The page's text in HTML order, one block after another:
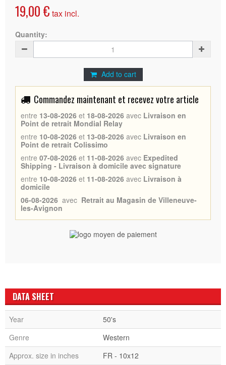
19,00 € tax incl.
Quantity:
Add to cart
Commandez maintenant et recevez votre article
entre 13-08-2026 et 18-08-2026 avec Livraison en
Point de retrait Mondial Relay
entre 10-08-2026 et 13-08-2026 avec Livraison en
Point de retrait Colissimo
entre 07-08-2026 et 11-08-2026 avec Expedited
Shipping - Livraison à domicile avec signature
entre 10-08-2026 et 11-08-2026 avec Livraison à
domicile
06-08-2026 avec Retrait au Magasin de Villeneuve-
les-Avignon
DATA SHEET
Year
50's
Genre
Western
Approx. size in inches
FR - 10x12